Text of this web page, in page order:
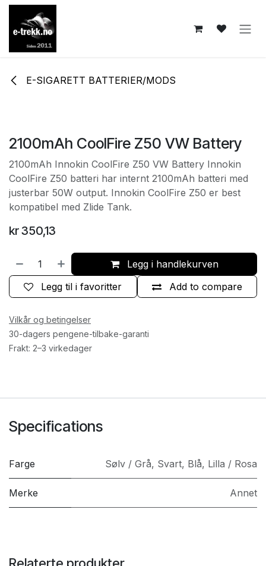
Skip to Content
E-SIGARETT BATTERIER/MODS
2100mAh CoolFire Z50 VW Battery
2100mAh Innokin CoolFire Z50 VW Battery Innokin
CoolFire Z50 batteri har internt 2100mAh batteri med
justerbar 50W output. Innokin CoolFire Z50 er best
kompatibel med Zlide Tank.
kr350,13
Legg i handlekurven
Add to compare
Legg til i favoritter
Vilkår og betingelser
30-dagers pengene-tilbake-garanti
Frakt: 2–3 virkedager
Specifications
Farge Sølv / Grå, Svart, Blå, Lilla / Rosa
Merke Annet